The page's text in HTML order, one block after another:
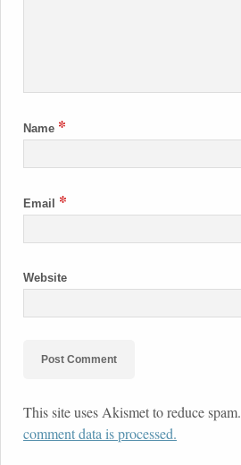
Name *
Email *
Website
This site uses Akismet to reduce spam.
comment data is processed.